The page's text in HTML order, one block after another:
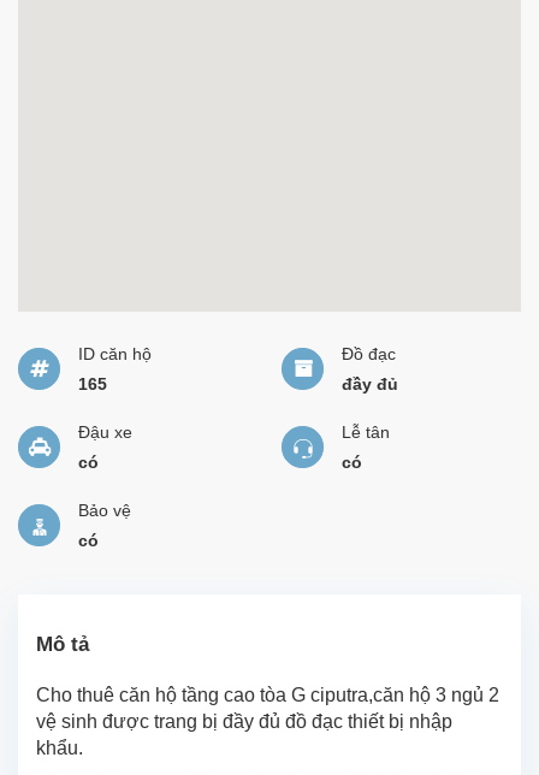
ID căn hộ
165
Đồ đạc
đầy đủ
Đậu xe
có
Lễ tân
có
Bảo vệ
có
Mô tả
Cho thuê căn hộ tầng cao tòa G ciputra,căn hộ 3 ngủ 2
vệ sinh được trang bị đầy đủ đồ đạc thiết bị nhập
khẩu.